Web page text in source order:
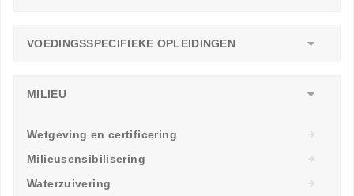
VOEDINGSSPECIFIEKE OPLEIDINGEN
MILIEU
Wetgeving en certificering
Milieusensibilisering
Waterzuivering